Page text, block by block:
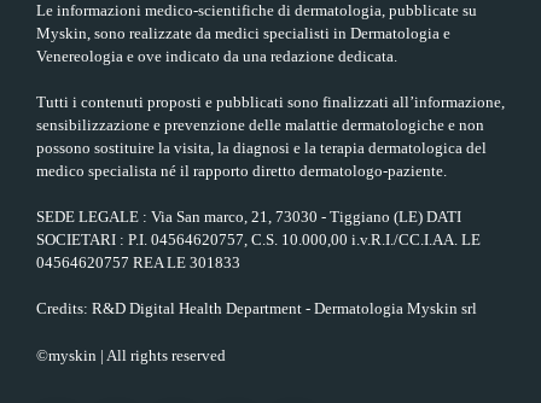
Le informazioni medico-scientifiche di dermatologia, pubblicate su
Myskin, sono realizzate da medici specialisti in Dermatologia e
Venereologia e ove indicato da una redazione dedicata.
Tutti i contenuti proposti e pubblicati sono finalizzati all’informazione,
sensibilizzazione e prevenzione delle malattie dermatologiche e non
possono sostituire la visita, la diagnosi e la terapia dermatologica del
medico specialista né il rapporto diretto dermatologo-paziente.
SEDE LEGALE : Via San marco, 21, 73030 - Tiggiano (LE) DATI
SOCIETARI : P.I. 04564620757, C.S. 10.000,00 i.v.R.I./CC.I.AA. LE
04564620757 REA LE 301833
Credits: R&D Digital Health Department - Dermatologia Myskin srl
©myskin | All rights reserved